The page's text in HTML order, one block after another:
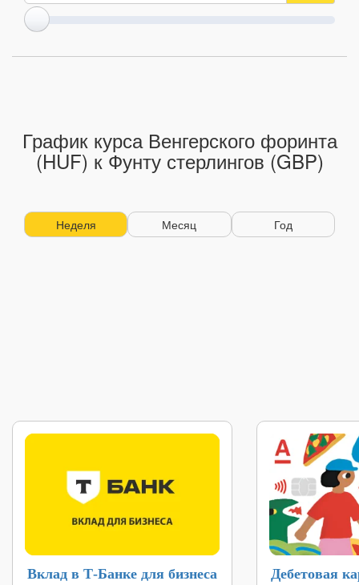
График курса Венгерского форинта
(HUF) к Фунту стерлингов (GBP)
Неделя Месяц Год
Вклад в Т-Банке для бизнеса
Дебетовая